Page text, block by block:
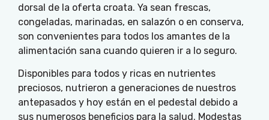
dorsal de la oferta croata. Ya sean frescas,
congeladas, marinadas, en salazón o en conserva,
son convenientes para todos los amantes de la
alimentación sana cuando quieren ir a lo seguro.
Disponibles para todos y ricas en nutrientes
preciosos, nutrieron a generaciones de nuestros
antepasados y hoy están en el pedestal debido a
sus numerosos beneficios para la salud. Modestas